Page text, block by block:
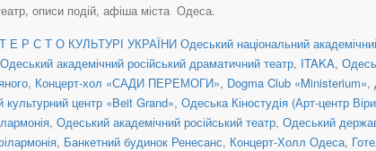
описи подій, афіша міста Одеса.
Е Р С Т О КУЛЬТУРІ УКРАЇНИ Одеський національний
Одеський академічний російський драматичний театр, ITAKA,
, Концерт-хол «САДИ ПЕРЕМОГИ», Dogma Club «Ministerium»,
культурний центр «Beit Grand», Одеська Кіностудія (Арт-центр
, Одеський академічний російський театр, Одеський
, Банкетний будинок Ренесанс, Концерт-Холл Одеса,